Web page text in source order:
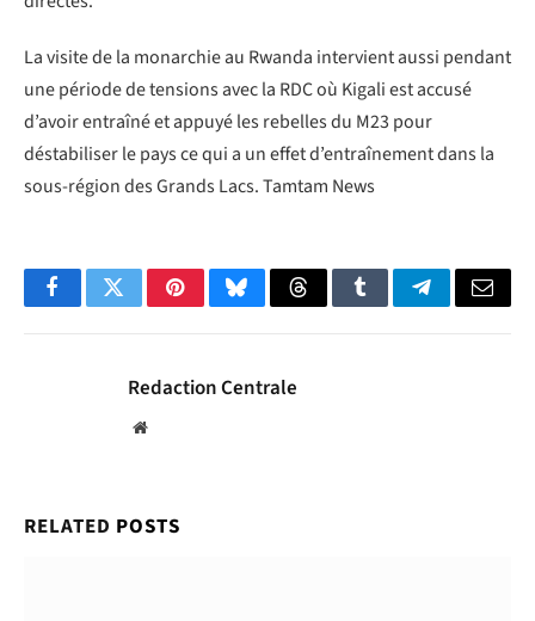
La visite de la monarchie au Rwanda intervient aussi pendant
une période de tensions avec la RDC où Kigali est accusé
d’avoir entraîné et appuyé les rebelles du M23 pour
déstabiliser le pays ce qui a un effet d’entraînement dans la
sous-région des Grands Lacs. Tamtam News
FacebookTwitterPinterestBlueskyThreadsTumblrTelegramEmail
Redaction Centrale
Website
RELATED POSTS